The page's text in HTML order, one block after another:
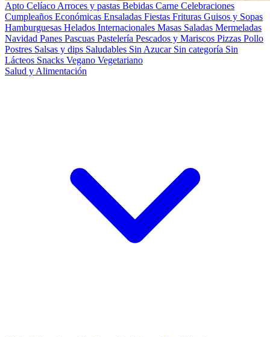
Apto Celíaco Arroces y pastas Bebidas Carne Celebraciones
Cumpleaños Económicas Ensaladas Fiestas Frituras Guisos y Sopas
Hamburguesas Helados Internacionales Masas Saladas Mermeladas
Navidad Panes Pascuas Pastelería Pescados y Mariscos Pizzas Pollo
Postres Salsas y dips Saludables Sin Azucar Sin categoría Sin
Lácteos Snacks Vegano Vegetariano
Salud y Alimentación